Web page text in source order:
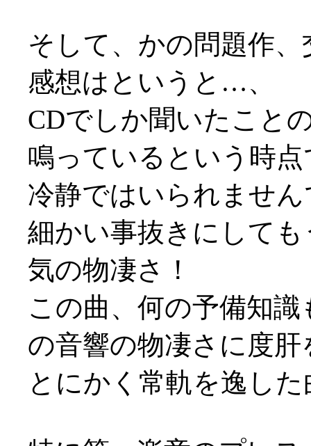
そして、かの問題作
感想はというと…、
CDでしか聞いたこと
鳴っているという時
冷静ではいられませ
細かい事抜きにして
気の物凄さ！
この曲、何の予備知
の音響の物凄さに度
とにかく常軌を逸し